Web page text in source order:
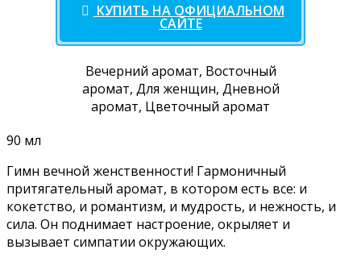
КУПИТЬ НА ОФИЦИАЛЬНОМ
САЙТЕ
Вечерний аромат, Восточный
аромат, Для женщин, Дневной
аромат, Цветочный аромат
90 мл
Гимн вечной женственности! Гармоничный
притягательный аромат, в котором есть все: и
кокетство, и романтизм, и мудрость, и нежность, и
сила. Он поднимает настроение, окрыляет и
вызывает симпатии окружающих.